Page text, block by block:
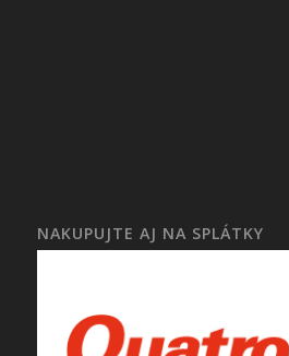
NAKUPUJTE AJ NA SPLÁTKY